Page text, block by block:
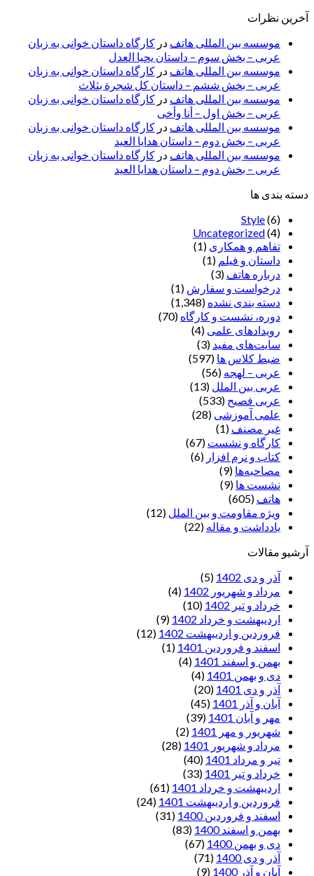
آخرین نظرات
موسسه بین المللی هاتف در کارگاه داستان خوانی به زبان
عربی – بخش سوم – داستان یحیا العدل
موسسه بین المللی هاتف در کارگاه داستان خوانی به زبان
عربی – بخش ششم – داستان کل شجرة بثلاث
موسسه بین المللی هاتف در کارگاه داستان خوانی به زبان
عربی – بخش اول – أنا وأخی
موسسه بین المللی هاتف در کارگاه داستان خوانی به زبان
عربی – بخش دوم – داستان هدایا العید
موسسه بین المللی هاتف در کارگاه داستان خوانی به زبان
عربی – بخش دوم – داستان هدایا العید
دسته بندی ها
Style(6)
Uncategorized(4)
تفاهم و همکاری (1)
داستان و فیلم (1)
درباره هاتف (3)
درخواست و سفارش (1)
دسته بندی نشده (1,348)
دوره، نشست و کارگاه (70)
رویدادهای علمی (4)
سایت‌های مفید (3)
ضبط کلاس ها (597)
عربی – لهجه (56)
عربی بین الملل (13)
عربی فصیح (533)
علمی آموزشی (28)
غير مصنف (1)
کارگاه و نشست (67)
کتاب و نرم افزار (6)
مصاحبه‌ها (9)
نشست ها (9)
هاتف (605)
ویژه مقاومت و بین الملل (12)
یادداشت‌ و مقاله (22)
آرشیو مقالات
آذر و دی 1402
(5)
مرداد و شهریور 1402
(4)
خرداد و تیر 1402
(10)
اردیبهشت و خرداد 1402
(9)
فروردین و اردیبهشت 1402
(12)
اسفند و فروردین 1401
(1)
بهمن و اسفند 1401
(4)
دی و بهمن 1401
(4)
آذر و دی 1401
(20)
آبان و آذر 1401
(45)
مهر و آبان 1401
(39)
شهریور و مهر 1401
(2)
مرداد و شهریور 1401
(28)
تیر و مرداد 1401
(40)
خرداد و تیر 1401
(33)
اردیبهشت و خرداد 1401
(61)
فروردین و اردیبهشت 1401
(24)
اسفند و فروردین 1400
(31)
بهمن و اسفند 1400
(83)
دی و بهمن 1400
(67)
آذر و دی 1400
(71)
آبان و آذر 1400
(9)